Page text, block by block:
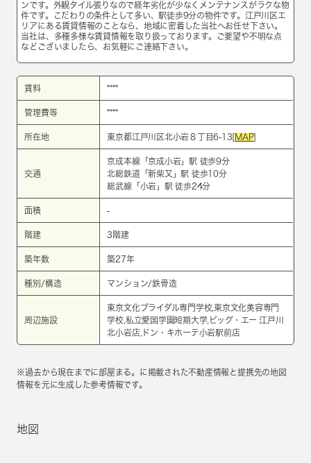
ンです。外観タイル張りなので経年劣化が少なくメンテナンスがラクな物
件です。こだわりの条件として多い、駅徒歩9分の物件です。江戸川区エ
リアにある賃貸情報のことなら、地域に密着した当社へお任せ下さい。
当社は、多種多様な賃貸情報を取り扱っております。ご要望や不明な点
などございましたら、お気軽にご連絡下さい。
賃料 ****
管理費等 ****
所在地 東京都江戸川区北小岩８丁目6-13[MAP]
交通
京成本線 「京成小岩」駅 徒歩9分
北総鉄道 「新柴又 」駅 徒歩10分
総武線 「 小岩 」駅 徒歩24分
面積 -
階建 3階建
築年数 築27年
種別/構造 マンション/鉄骨造
周辺施設
東京文化ブライダル専門学校,東京文化美容専門
学校,私立愛国学園短期大学,ビッグ・エー 江戸川
北小岩店,ドン・キホーテ小岩駅前店
※過去から現在までに部屋まる。に掲載された不動産情報と提携先の地図
情報を元に生成した参考情報です。
地図